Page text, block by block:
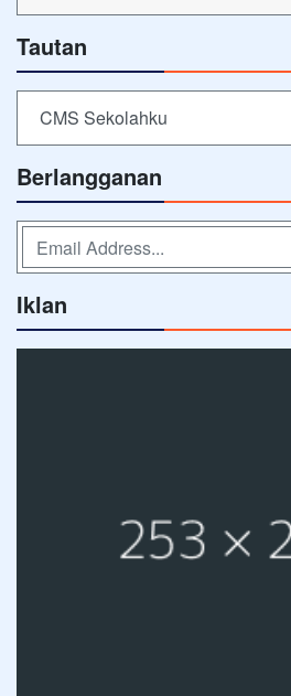
Tautan
CMS Sekolahku
Berlangganan
Iklan